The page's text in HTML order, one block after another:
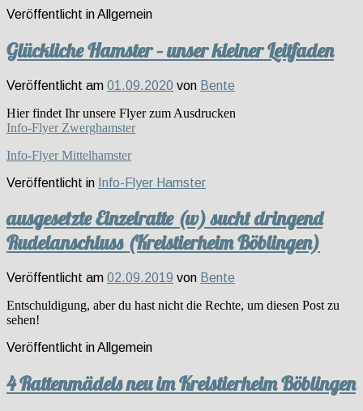
Veröffentlicht inAllgemein
Glückliche Hamster – unser kleiner Leitfaden
Veröffentlicht am 01.09.2020 von Bente
Hier findet Ihr unsere Flyer zum Ausdrucken
Info-Flyer Zwerghamster
Info-Flyer Mittelhamster
Veröffentlicht in Info-Flyer Hamster
ausgesetzte Einzelratte (w) sucht dringend
Rudelanschluss (Kreistierheim Böblingen)
Veröffentlicht am 02.09.2019 von Bente
Entschuldigung, aber du hast nicht die Rechte, um diesen Post zu
sehen!
Veröffentlicht inAllgemein
4 Rattenmädels neu im Kreistierheim Böblingen